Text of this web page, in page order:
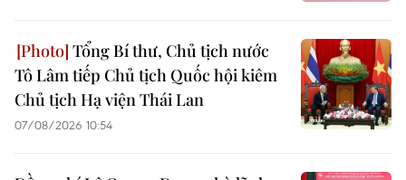
Tổng Bí thư, Chủ tịch nước
Tô Lâm tiếp Chủ tịch Quốc hội kiêm
Chủ tịch Hạ viện Thái Lan
07/08/2026 10:54